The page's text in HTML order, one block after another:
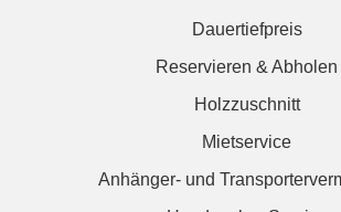
Dauertiefpreis
Reservieren & Abholen
Holzzuschnitt
Mietservice
Anhänger- und